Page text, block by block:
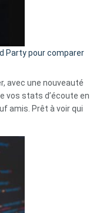
»
Solly
change
la
des
3
secondes
Party pour comparer
avec une nouveauté
vos stats d’écoute en
amis. Prêt à voir qui